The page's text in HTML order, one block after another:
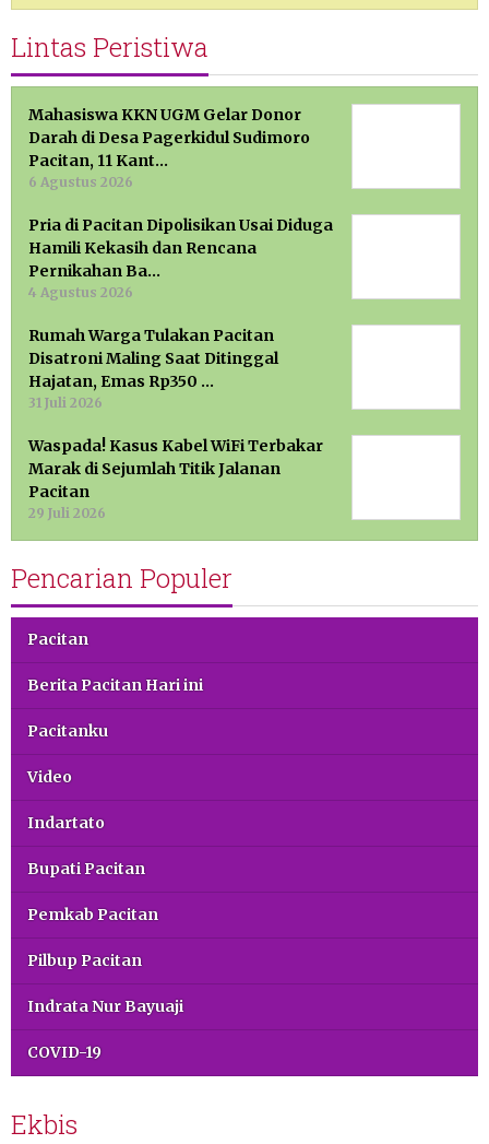
Lintas Peristiwa
Mahasiswa KKN UGM Gelar Donor
Darah di Desa Pagerkidul Sudimoro
Pacitan, 11 Kant…
6 Agustus 2026
Pria di Pacitan Dipolisikan Usai Diduga
Hamili Kekasih dan Rencana
Pernikahan Ba…
4 Agustus 2026
Rumah Warga Tulakan Pacitan
Disatroni Maling Saat Ditinggal
Hajatan, Emas Rp350 …
31 Juli 2026
Waspada! Kasus Kabel WiFi Terbakar
Marak di Sejumlah Titik Jalanan
Pacitan
29 Juli 2026
Pencarian Populer
Pacitan
Berita Pacitan Hari ini
Pacitanku
Video
Indartato
Bupati Pacitan
Pemkab Pacitan
Pilbup Pacitan
Indrata Nur Bayuaji
COVID-19
Ekbis